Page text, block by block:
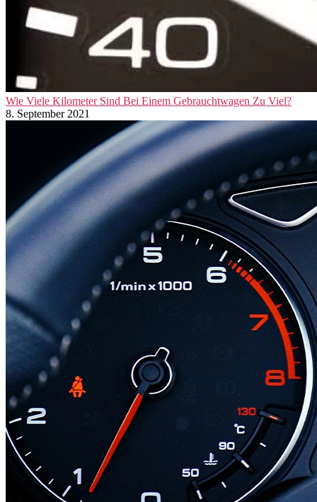
Wie Viele Kilometer Sind Bei Einem Gebrauchtwagen Zu Viel?
8. September 2021